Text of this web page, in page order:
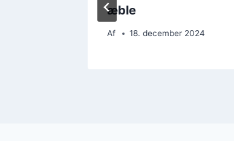
æble
Af 18. december 2024